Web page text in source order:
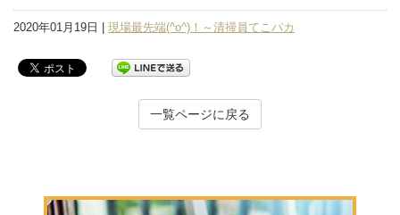
2020年01月19日 | 現場最先端(^o^)！～清掃員てこパカ
一覧ページに戻る